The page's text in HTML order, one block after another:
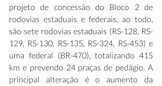
projeto de concessão do Bloco 2 de
rodovias estaduais e federais, ao todo,
são sete rodovias estaduais (RS-128, RS-
129, RS-130, RS-135, RS-324, RS-453) e
uma federal (BR-470), totalizando 415
km e prevendo 24 praças de pedágio. A
principal alteração é o aumento da